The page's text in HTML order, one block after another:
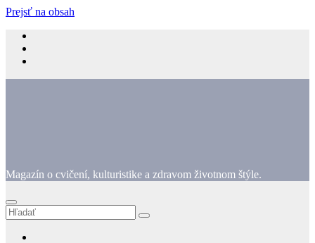
Prejsť na obsah
Magazín o cvičení, kulturistike a zdravom životnom štýle.